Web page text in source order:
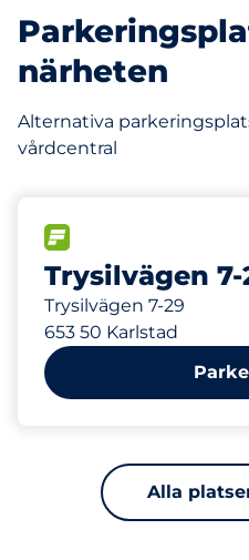
närheten
Alternativa
vårdcentral
Trysilvägen 7-
Trysilvägen 7-29
653 50 Karlstad
202 m
Alla